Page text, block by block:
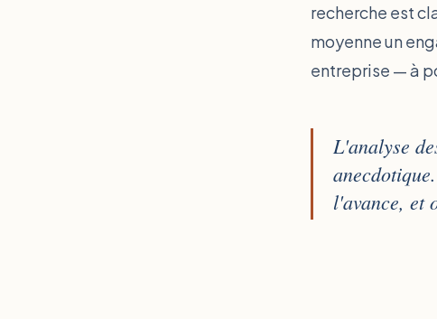
recherche est
moyenne un
entreprise — à
L'analyse
l'avance, et